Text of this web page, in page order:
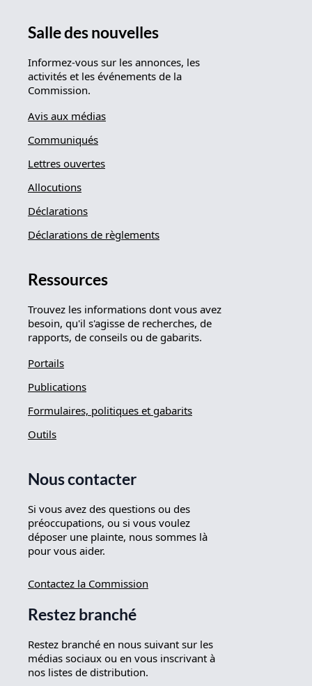
Salle des nouvelles
Informez-vous sur les annonces, les
activités et les événements de la
Commission.
Avis aux médias
Communiqués
Lettres ouvertes
Allocutions
Déclarations
Déclarations de règlements
Ressources
Trouvez les informations dont vous avez
besoin, qu'il s'agisse de recherches, de
rapports, de conseils ou de gabarits.
Portails
Publications
Formulaires, politiques et gabarits
Outils
Nous contacter
Si vous avez des questions ou des
préoccupations, ou si vous voulez
déposer une plainte, nous sommes là
pour vous aider.
Contactez la Commission
Restez branché
Restez branché en nous suivant sur les
médias sociaux ou en vous inscrivant à
nos listes de distribution.